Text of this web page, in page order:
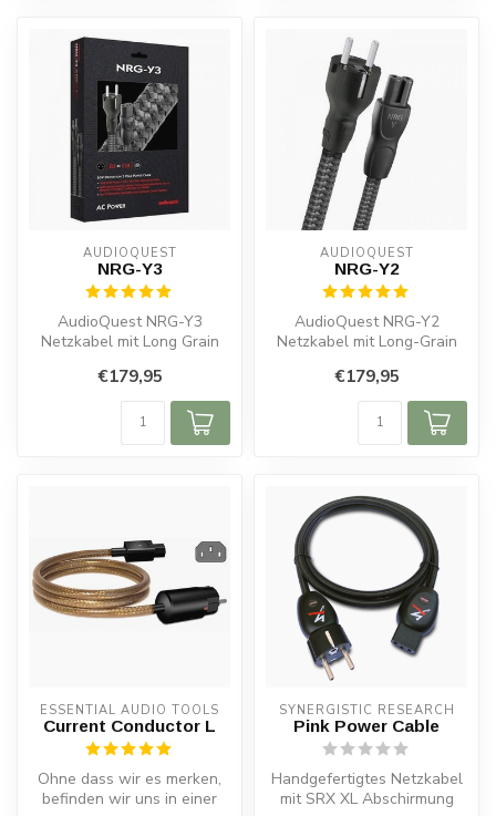
AUDIOQUEST
NRG-Y3
AudioQuest NRG-Y3
Netzkabel mit Long Grain
Noise Dissipati...
€179,95
AUDIOQUEST
NRG-Y2
AudioQuest NRG-Y2
Netzkabel mit Long-Grain
Stecker für ...
€179,95
ESSENTIAL AUDIO TOOLS
Current Conductor L
Ohne dass wir es merken,
befinden wir uns in einer
SYNERGISTIC RESEARCH
Pink Power Cable
Handgefertigtes Netzkabel
mit SRX XL Abschirmung